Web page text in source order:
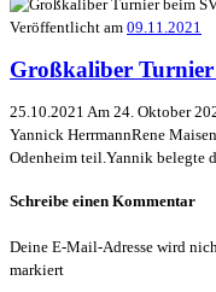
Veröffentlicht am 09.11.2021
Großkaliber
25.10.2021 Am 24. Oktober
Yannick HerrmannRene
Odenheim teil.Yannik belegte
Schreibe einen Kommentar
Deine E-Mail-Adresse wird
markiert